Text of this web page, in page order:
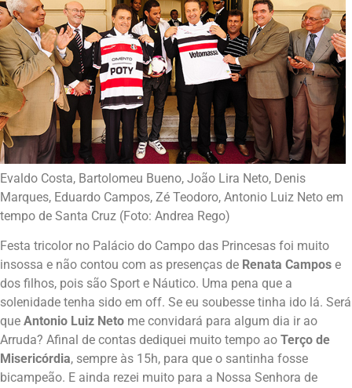
Evaldo Costa, Bartolomeu Bueno, João Lira Neto, Denis
Marques, Eduardo Campos, Zé Teodoro, Antonio Luiz Neto em
tempo de Santa Cruz (Foto: Andrea Rego)
Festa tricolor no Palácio do Campo das Princesas foi muito
insossa e não contou com as presenças de Renata Campos e
dos filhos, pois são Sport e Náutico. Uma pena que a
solenidade tenha sido em off. Se eu soubesse tinha ido lá. Será
que Antonio Luiz Neto me convidará para algum dia ir ao
Arruda? Afinal de contas dediquei muito tempo ao Terço de
Misericórdia, sempre às 15h, para que o santinha fosse
bicampeão. E ainda rezei muito para a Nossa Senhora de